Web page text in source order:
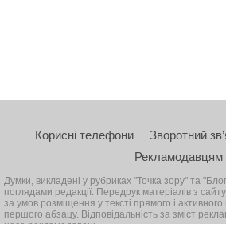
Корисні телефони Зворотний
Рекламодавцям
Думки, викладені у рубриках "Точка зору" та
поглядами редакції. Передрук матеріалів з
за умов розміщення у тексті прямого і
першого абзацу. Відповідальність за зміст
несе рекламодавець